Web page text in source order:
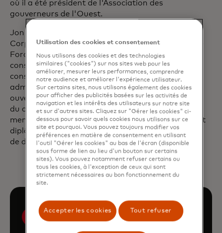
où il a été président de l'Association des
gouverneurs de l'Ouest.
Jon a précédemment été cadre chez Huntsman
Corporation et, plus récemment, vice-président de
Ford Motor Company, où il siège actuellement au
conseil d'administration. Il siège également au
conseil d'administration de Chevron. Il est
administrateur de la Fondation Huntsman, qui a
ouvert la voie à la création de l'Institut Huntsman
du cancer et de l'Institut Huntsman de la santé
mentale, tous deux à l'Université de l'Utah. Jon est
diplômé de l'université de Pennsylvanie et titulaire
de dix doctorats honorifiques.
Utilisation des cookies et consentement
Nous utilisons des cookies et des technologies
similaires ("cookies") sur nos sites web pour les
améliorer, mesurer leurs performances, comprendre
notre audience et améliorer l'expérience utilisateur.
Sur certains sites, nous utilisons également des cookies
pour afficher des publicités basées sur les activités de
navigation et les intérêts des utilisateurs sur notre site
et sur d'autres sites. Cliquez sur "Gérer les cookies" ci-
dessous pour savoir quels cookies nous utilisons sur ce
site et pourquoi. Vous pouvez toujours modifier vos
préférences en matière de consentement en utilisant
l'outil "Gérer les cookies" au bas de l'écran (disponible
sous forme de lien au lieu d'un bouton sur certains
sites). Vous pouvez notamment refuser certains ou
tous les cookies, à l'exception de ceux qui sont
strictement nécessaires au bon fonctionnement du
site.
Accepter les cookies Tout refuser